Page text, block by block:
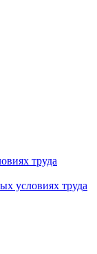
труда
условиях труда